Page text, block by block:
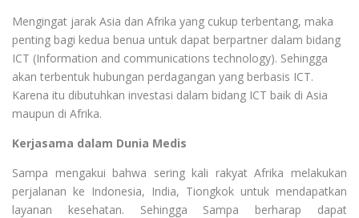
Mengingat jarak Asia dan Afrika yang cukup terbentang, maka
penting bagi kedua benua untuk dapat berpartner dalam bidang
ICT (Information and communications technology). Sehingga
akan terbentuk hubungan perdagangan yang berbasis ICT.
Karena itu dibutuhkan investasi dalam bidang ICT baik di Asia
maupun di Afrika.
Kerjasama dalam Dunia Medis
Sampa mengakui bahwa sering kali rakyat Afrika melakukan
perjalanan ke Indonesia, India, Tiongkok untuk mendapatkan
layanan kesehatan. Sehingga Sampa berharap dapat